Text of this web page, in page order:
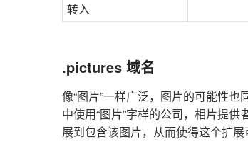
转入
.pictures 域名
像“图片”一样广泛，图片的可能性
中使用“图片”字样的公司，相片提
展到包含该图片，从而使得这个扩